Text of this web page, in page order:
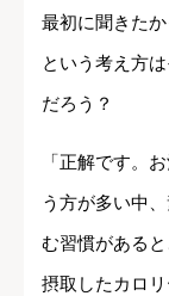
最初に聞きた
という考え方
だろう？
「正解です。
う方が多い中
む習慣がある
摂取したカロ